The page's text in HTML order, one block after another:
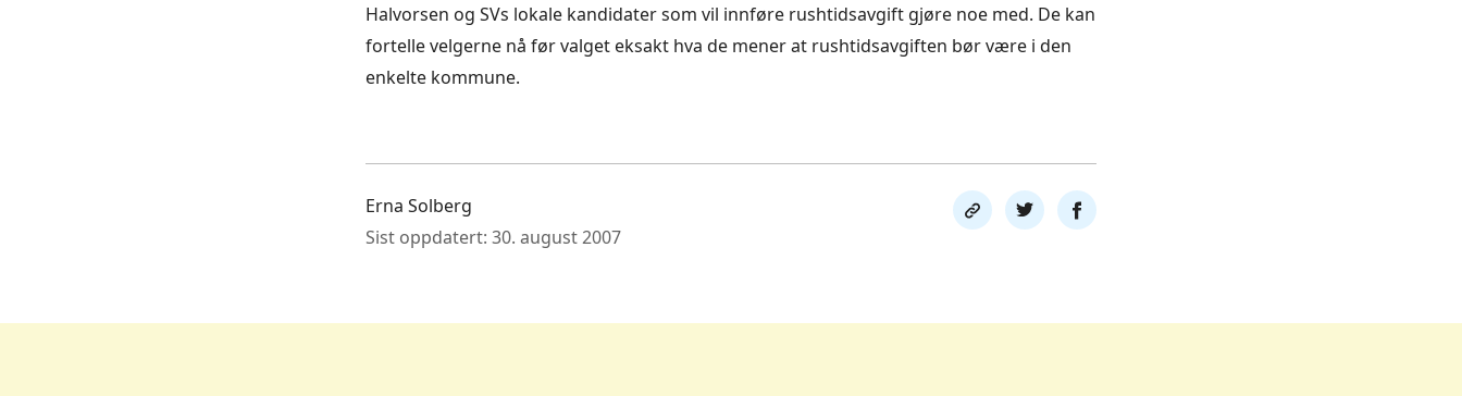
Halvorsen og SVs lokale kandidater som vil innføre rushtidsavgift gjøre noe med. De kan
fortelle velgerne nå før valget eksakt hva de mener at rushtidsavgiften bør være i den
enkelte kommune.
Erna Solberg
Sist oppdatert: 30. august 2007
Del
link
Del
på
Del
på